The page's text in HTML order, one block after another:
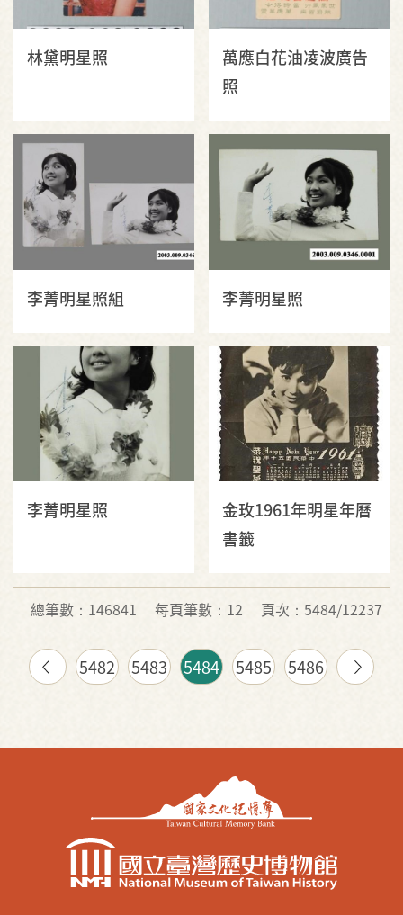
林黛明星照
萬應白花油凌波廣告
照
李菁明星照組 李菁明星照
李菁明星照
金玫1961年明星年曆
書籤
總筆數：146841 每頁筆數：12 頁次：5484/12237
5482 5483 5484 5485 5486